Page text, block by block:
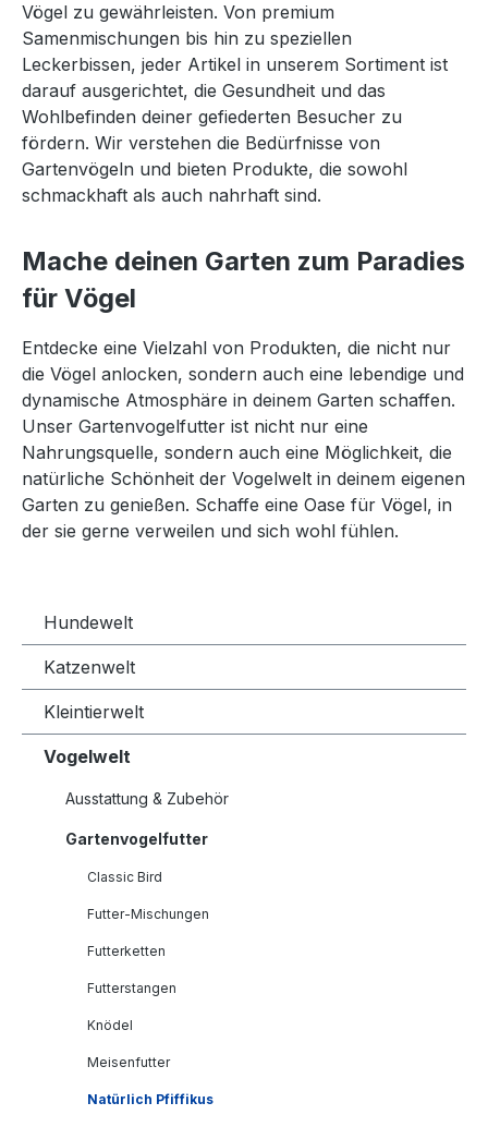
Vögel zu gewährleisten. Von premium
Samenmischungen bis hin zu speziellen
Leckerbissen, jeder Artikel in unserem Sortiment ist
darauf ausgerichtet, die Gesundheit und das
Wohlbefinden deiner gefiederten Besucher zu
fördern. Wir verstehen die Bedürfnisse von
Gartenvögeln und bieten Produkte, die sowohl
schmackhaft als auch nahrhaft sind.
Mache deinen Garten zum Paradies
für Vögel
Entdecke eine Vielzahl von Produkten, die nicht nur
die Vögel anlocken, sondern auch eine lebendige und
dynamische Atmosphäre in deinem Garten schaffen.
Unser Gartenvogelfutter ist nicht nur eine
Nahrungsquelle, sondern auch eine Möglichkeit, die
natürliche Schönheit der Vogelwelt in deinem eigenen
Garten zu genießen. Schaffe eine Oase für Vögel, in
der sie gerne verweilen und sich wohl fühlen.
Hundewelt
Katzenwelt
Kleintierwelt
Vogelwelt
Ausstattung & Zubehör
Gartenvogelfutter
Classic Bird
Futter-Mischungen
Futterketten
Futterstangen
Knödel
Meisenfutter
Natürlich Pfiffikus